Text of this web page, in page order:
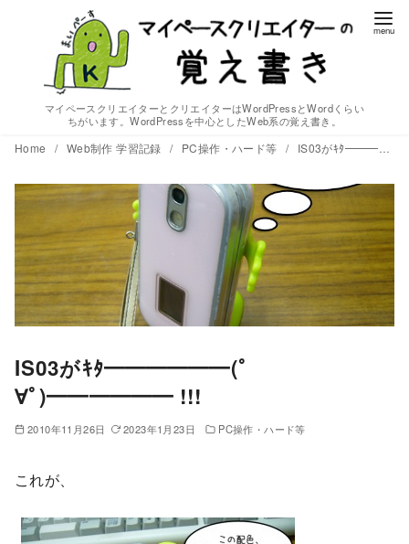
マイペースクリエイターとクリエイターはWordPressとWordくらい
ちがいます。WordPressを中心としたWeb系の覚え書き。
Home Web制作 学習記録 PC操作・ハード等 IS03がｷﾀ━━━━━━(ﾟ∀ﾟ)━━━━━━ !!!
IS03がｷﾀ━━━━━━(ﾟ
∀ﾟ)━━━━━━ !!!
2010年11月26日 2023年1月23日 PC操作・ハード等
これが、